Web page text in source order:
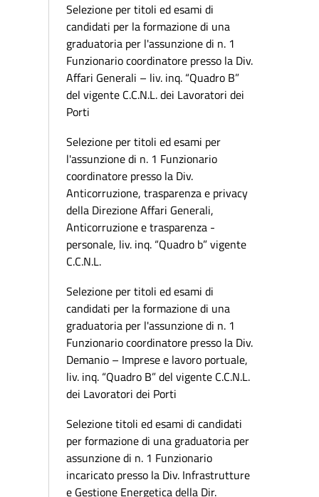
Selezione per titoli ed esami di
candidati per la formazione di una
graduatoria per l'assunzione di n. 1
Funzionario coordinatore presso la Div.
Affari Generali – liv. inq. “Quadro B”
del vigente C.C.N.L. dei Lavoratori dei
Porti
Selezione per titoli ed esami per
l'assunzione di n. 1 Funzionario
coordinatore presso la Div.
Anticorruzione, trasparenza e privacy
della Direzione Affari Generali,
Anticorruzione e trasparenza -
personale, liv. inq. “Quadro b” vigente
C.C.N.L.
Selezione per titoli ed esami di
candidati per la formazione di una
graduatoria per l'assunzione di n. 1
Funzionario coordinatore presso la Div.
Demanio – Imprese e lavoro portuale,
liv. inq. “Quadro B” del vigente C.C.N.L.
dei Lavoratori dei Porti
Selezione titoli ed esami di candidati
per formazione di una graduatoria per
assunzione di n. 1 Funzionario
incaricato presso la Div. Infrastrutture
e Gestione Energetica della Dir.